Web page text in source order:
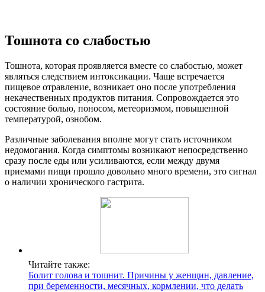
Тошнота со слабостью
Тошнота, которая проявляется вместе со слабостью, может
являться следствием интоксикации. Чаще встречается
пищевое отравление, возникает оно после употребления
некачественных продуктов питания. Сопровождается это
состояние болью, поносом, метеоризмом, повышенной
температурой, ознобом.
Различные заболевания вполне могут стать источником
недомогания. Когда симптомы возникают непосредственно
сразу после еды или усиливаются, если между двумя
приемами пищи прошло довольно много времени, это сигнал
о наличии хронического гастрита.
Читайте также:
Болит голова и тошнит. Причины у женщин, давление,
при беременности, месячных, кормлении, что делать